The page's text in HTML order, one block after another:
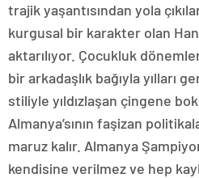
trajik yaşantısından yola
kurgusal bir karakter olan
aktarılıyor. Çocukluk
bir arkadaşlık bağıyla yılları
stiliyle yıldızlaşan çingene
Almanya’sının faşizan
maruz kalır. Almanya
kendisine verilmez ve hep